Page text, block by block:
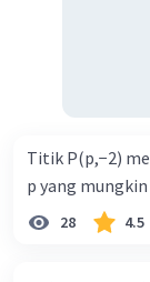
Titik P(p,−2)
p yang mungkin
28 4.5